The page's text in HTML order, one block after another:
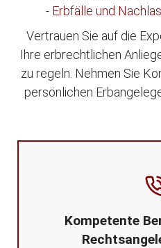
- Erbfälle und
Vertrauen Sie auf die
Ihre erbrechtlichen
zu regeln. Nehmen Sie
persönlichen
Kompetente